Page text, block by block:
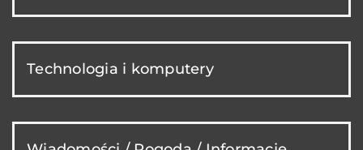
Technologia i komputery